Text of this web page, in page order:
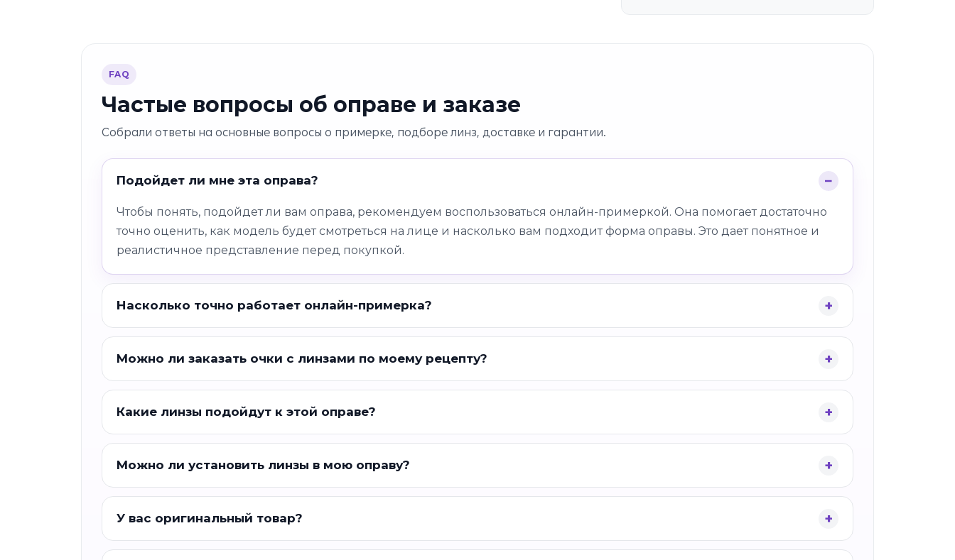
FAQ
Частые вопросы об оправе и заказе
Собрали ответы на основные вопросы о примерке, подборе линз, доставке и гарантии.
Подойдет ли мне эта оправа?
Чтобы понять, подойдет ли вам оправа, рекомендуем воспользоваться онлайн-примеркой. Она помогает достаточно
точно оценить, как модель будет смотреться на лице и насколько вам подходит форма оправы. Это дает понятное и
реалистичное представление перед покупкой.
Насколько точно работает онлайн-примерка?
Можно ли заказать очки с линзами по моему рецепту?
Какие линзы подойдут к этой оправе?
Можно ли установить линзы в мою оправу?
У вас оригинальный товар?